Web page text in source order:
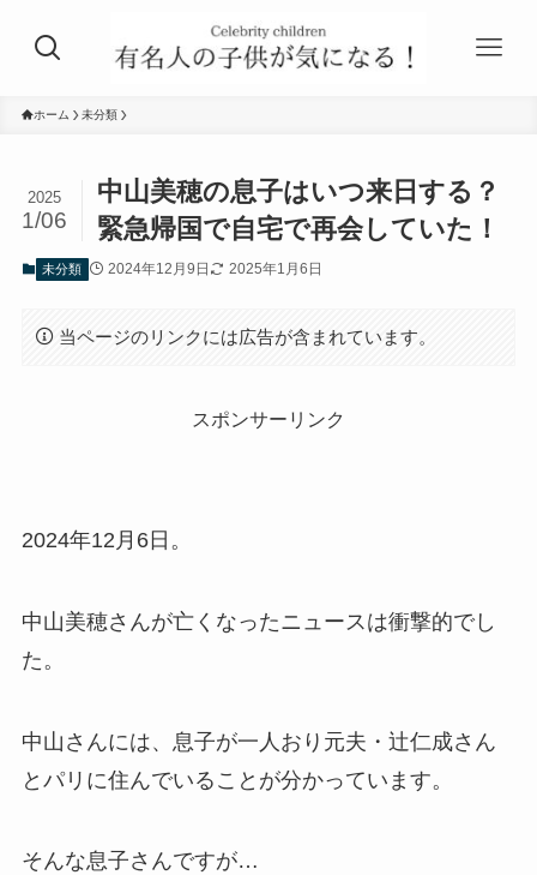
ホーム 未分類
中山美穂の息子はいつ来日する？
緊急帰国で自宅で再会していた！
2025
1/06
未分類 2024年12月9日 2025年1月6日
当ページのリンクには広告が含まれています。
スポンサーリンク
2024年12月6日。
中山美穂さんが亡くなったニュースは衝撃的でし
た。
中山さんには、息子が一人おり元夫・辻仁成さん
とパリに住んでいることが分かっています。
そんな息子さんですが…